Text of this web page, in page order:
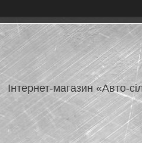
Інтернет-магазин «Авто-